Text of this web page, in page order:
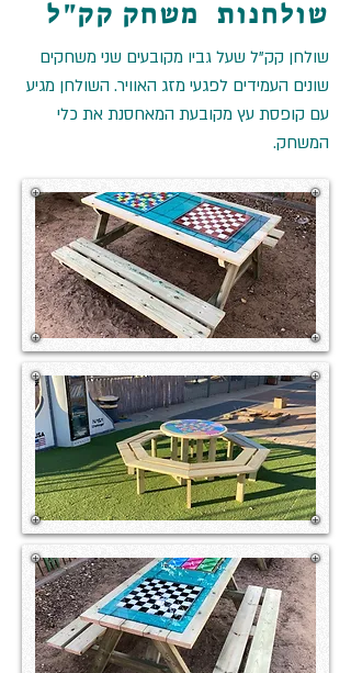
שולחנות משחק קק"ל
שולחן קק"ל שעל גביו מקובעים שני משחקים
שונים העמידים לפגעי מזג האוויר. השולחן מגיע
עם קופסת עץ מקובעת המאחסנת את כלי
המשחק.